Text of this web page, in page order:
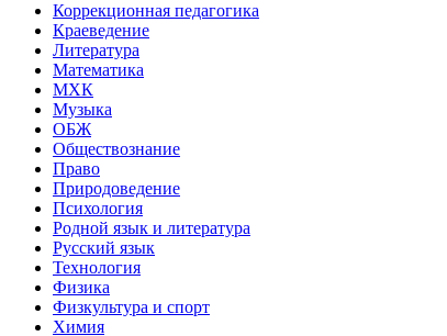
Коррекционная педагогика
Краеведение
Литература
Математика
МХК
Музыка
ОБЖ
Обществознание
Право
Природоведение
Психология
Родной язык и литература
Русский язык
Технология
Физика
Физкультура и спорт
Химия